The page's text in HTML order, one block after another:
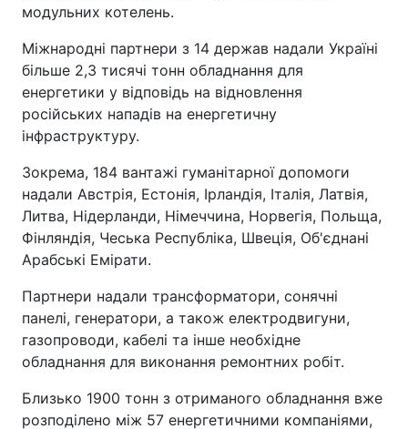
модульних котелень.
Міжнародні партнери з 14 держав надали Україні
більше 2,3 тисячі тонн обладнання для
енергетики у відповідь на відновлення
російських нападів на енергетичну
інфраструктуру.
Зокрема, 184 вантажі гуманітарної допомоги
надали Австрія, Естонія, Ірландія, Італія, Латвія,
Литва, Нідерланди, Німеччина, Норвегія, Польща,
Фінляндія, Чеська Республіка, Швеція, Об'єднані
Арабські Емірати.
Партнери надали трансформатори, сонячні
панелі, генератори, а також електродвигуни,
газопроводи, кабелі та інше необхідне
обладнання для виконання ремонтних робіт.
Близько 1900 тонн з отриманого обладнання вже
розподілено між 57 енергетичними компаніями,